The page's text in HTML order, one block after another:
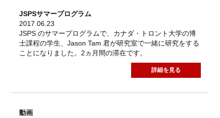
JSPSサマープログラム
2017.06.23
JSPS のサマープログラムで、カナダ・トロント大学の博
士課程の学生、Jason Tam 君が研究室で一緒に研究をする
ことになりました。2ヵ月間の滞在です。
詳細を見る
動画